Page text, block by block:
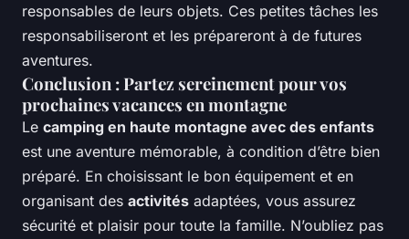
responsables de leurs objets. Ces petites tâches les
responsabiliseront et les prépareront à de futures
aventures.
Conclusion : Partez sereinement pour vos
prochaines vacances en montagne
Le camping en haute montagne avec des enfants
est une aventure mémorable, à condition d’être bien
préparé. En choisissant le bon équipement et en
organisant des activités adaptées, vous assurez
sécurité et plaisir pour toute la famille. N’oubliez pas